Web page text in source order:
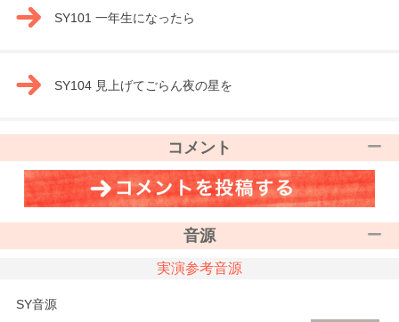
SY101 一年生になったら
SY104 見上げてごらん夜の星を
コメント
音源
実演参考音源
SY音源